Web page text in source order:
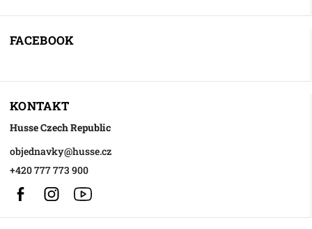
FACEBOOK
KONTAKT
Husse Czech Republic
objednavky@husse.cz
+420 777 773 900
FacebookInstagram